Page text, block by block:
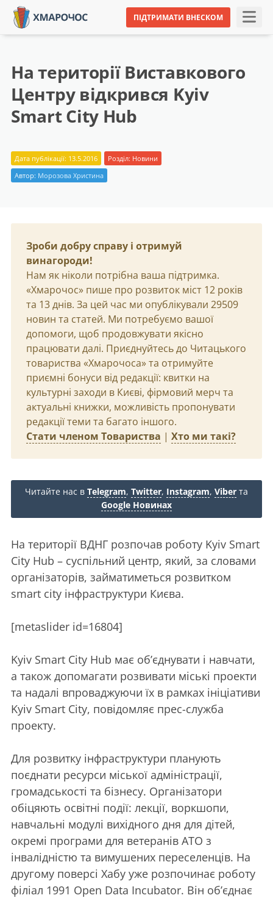
ПІДТРИМАТИ ВНЕСКОМ
На території Виставкового
Центру відкрився Kyiv
Smart City Hub
Дата публікації: 13.5.2016 Розділ: Новини
Автор: Морозова Христина
Зроби добру справу і отримуй
винагороди!
Нам як ніколи потрібна ваша підтримка.
«Хмарочос» пише про розвиток міст 12 років
та 13 днів. За цей час ми опублікували 29509
новин та статей. Ми потребуємо вашої
допомоги, щоб продовжувати якісно
працювати далі. Приєднуйтесь до Читацького
товариства «Хмарочоса» та отримуйте
приємні бонуси від редакції: квитки на
культурні заходи в Києві, фірмовий мерч та
актуальні книжки, можливість пропонувати
редакції теми та багато іншого.
Стати членом Товариства | Хто ми такі?
Читайте нас в Telegram, Twitter, Instagram, Viber та
Google Новинах
На території ВДНГ розпочав роботу Kyiv Smart
City Hub – суспільний центр, який, за словами
організаторів, займатиметься розвитком
smart city інфраструктури Києва.
[metaslider id=16804]
Kyiv Smart City Hub має об’єднувати і навчати,
а також допомагати розвивати міські проекти
та надалі впроваджуючи їх в рамках ініціативи
Kyiv Smart City, повідомляє прес-служба
проекту.
Для розвитку інфраструктури планують
поєднати ресурси міської адміністрації,
громадськості та бізнесу. Організатори
обіцяють освітні події: лекції, воркшопи,
навчальні модулі вихідного дня для дітей,
окремі програми для ветеранів АТО з
інвалідністю та вимушених переселенців. На
другому поверсі Хабу уже розпочинає роботу
філіал 1991 Open Data Incubator. Він об’єднає